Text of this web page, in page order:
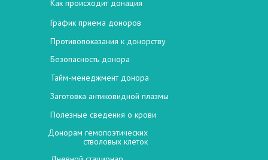
Как происходит донация
График приема доноров
Противопоказания к донорству
Безопасность донора
Полезные сведения о крови
Заготовка антиковидной плазмы
Донорам гемопоэтических
стволовых клеток
Тайм-менеджмент донора